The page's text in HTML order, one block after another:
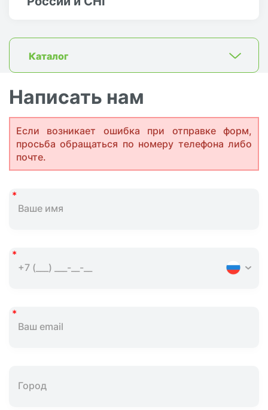
Каталог
Написать нам
Если возникает ошибка при отправке форм,
просьба обращаться по номеру телефона либо
почте.